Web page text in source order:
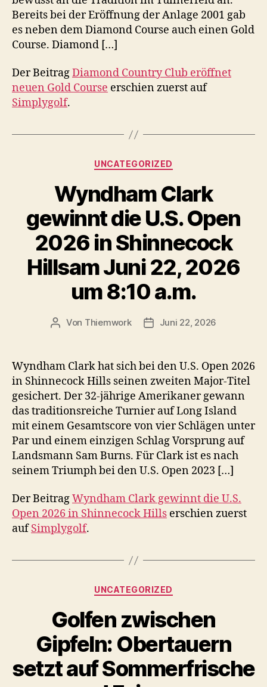
Bereits bei der Eröffnung der Anlage 2001 gab
es neben dem Diamond Course auch einen Gold
Course. Diamond […]
Der BeitragDiamond Country Club eröffnet
neuen Gold Course erschien zuerst auf
Simplygolf.
Kategorien
UNCATEGORIZED
Wyndham Clark
gewinnt die U.S. Open
2026 in Shinnecock
Hillsam Juni 22, 2026
um 8:10 a.m.
Beitragsautor
Von Thiemwork Veröffentlichungsdatum
Juni 22, 2026
Wyndham Clark hat sich bei den U.S. Open 2026
in Shinnecock Hills seinen zweiten Major-Titel
gesichert. Der 32-jährige Amerikaner gewann
das traditionsreiche Turnier auf Long Island
mit einem Gesamtscore von vier Schlägen unter
Par und einem einzigen Schlag Vorsprung auf
Landsmann Sam Burns. Für Clark ist es nach
seinem Triumph bei den U.S. Open 2023 […]
Der BeitragWyndham Clark gewinnt die U.S.
Open 2026 in Shinnecock Hills erschien zuerst
aufSimplygolf.
Kategorien
UNCATEGORIZED
Golfen zwischen
Gipfeln: Obertauern
setzt auf Sommerfrische